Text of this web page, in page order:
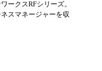
ークスRFシリーズ。
スマネージャーを収